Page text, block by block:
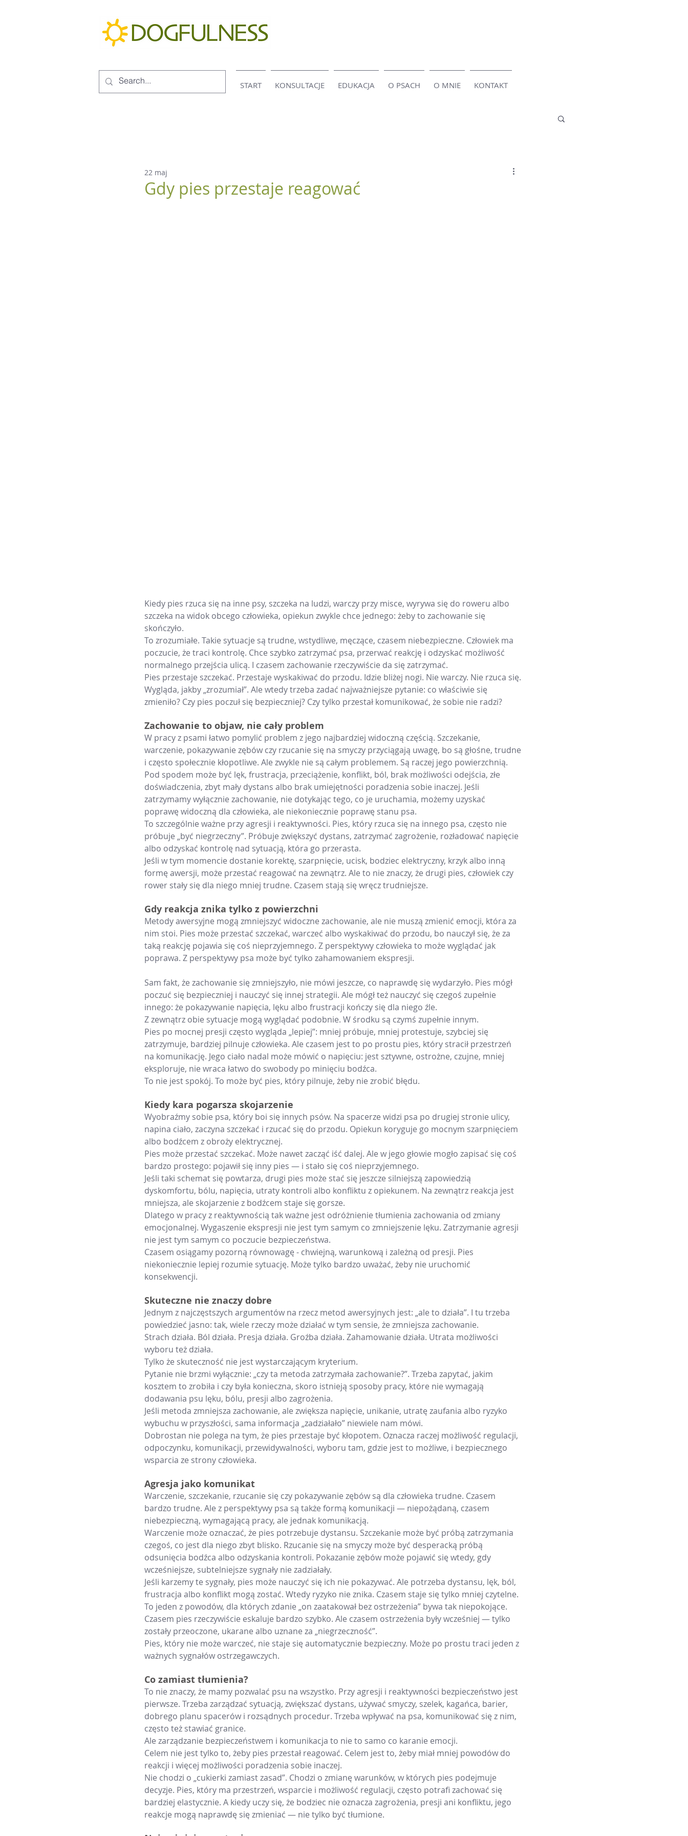
START KONSULTACJE EDUKACJA O PSACH O MNIE KONTAKT
Gdy pies przestaje reagować
22 maj
Kiedy pies rzuca się na inne psy, szczeka na ludzi, warczy przy misce, wyrywa się do roweru albo
szczeka na widok obcego człowieka, opiekun zwykle chce jednego: żeby to zachowanie się
skończyło.
To zrozumiałe. Takie sytuacje są trudne, wstydliwe, męczące, czasem niebezpieczne. Człowiek ma
poczucie, że traci kontrolę. Chce szybko zatrzymać psa, przerwać reakcję i odzyskać możliwość
normalnego przejścia ulicą. I czasem zachowanie rzeczywiście da się zatrzymać.
Pies przestaje szczekać. Przestaje wyskakiwać do przodu. Idzie bliżej nogi. Nie warczy. Nie rzuca się.
Wygląda, jakby „zrozumiał”. Ale wtedy trzeba zadać najważniejsze pytanie: co właściwie się
zmieniło? Czy pies poczuł się bezpieczniej? Czy tylko przestał komunikować, że sobie nie radzi?
Zachowanie to objaw, nie cały problem
W pracy z psami łatwo pomylić problem z jego najbardziej widoczną częścią. Szczekanie,
warczenie, pokazywanie zębów czy rzucanie się na smyczy przyciągają uwagę, bo są głośne, trudne
i często społecznie kłopotliwe. Ale zwykle nie są całym problemem. Są raczej jego powierzchnią.
Pod spodem może być lęk, frustracja, przeciążenie, konflikt, ból, brak możliwości odejścia, złe
doświadczenia, zbyt mały dystans albo brak umiejętności poradzenia sobie inaczej. Jeśli
zatrzymamy wyłącznie zachowanie, nie dotykając tego, co je uruchamia, możemy uzyskać
poprawę widoczną dla człowieka, ale niekoniecznie poprawę stanu psa.
To szczególnie ważne przy agresji i reaktywności. Pies, który rzuca się na innego psa, często nie
próbuje „być niegrzeczny”. Próbuje zwiększyć dystans, zatrzymać zagrożenie, rozładować napięcie
albo odzyskać kontrolę nad sytuacją, która go przerasta.
Jeśli w tym momencie dostanie korektę, szarpnięcie, ucisk, bodziec elektryczny, krzyk albo inną
formę awersji, może przestać reagować na zewnątrz. Ale to nie znaczy, że drugi pies, człowiek czy
rower stały się dla niego mniej trudne. Czasem stają się wręcz trudniejsze.
Gdy reakcja znika tylko z powierzchni
Metody awersyjne mogą zmniejszyć widoczne zachowanie, ale nie muszą zmienić emocji, która za
nim stoi. Pies może przestać szczekać, warczeć albo wyskakiwać do przodu, bo nauczył się, że za
taką reakcję pojawia się coś nieprzyjemnego. Z perspektywy człowieka to może wyglądać jak
poprawa. Z perspektywy psa może być tylko zahamowaniem ekspresji.
Sam fakt, że zachowanie się zmniejszyło, nie mówi jeszcze, co naprawdę się wydarzyło. Pies mógł
poczuć się bezpieczniej i nauczyć się innej strategii. Ale mógł też nauczyć się czegoś zupełnie
innego: że pokazywanie napięcia, lęku albo frustracji kończy się dla niego źle.
Z zewnątrz obie sytuacje mogą wyglądać podobnie. W środku są czymś zupełnie innym.
Pies po mocnej presji często wygląda „lepiej”: mniej próbuje, mniej protestuje, szybciej się
zatrzymuje, bardziej pilnuje człowieka. Ale czasem jest to po prostu pies, który stracił przestrzeń
na komunikację. Jego ciało nadal może mówić o napięciu: jest sztywne, ostrożne, czujne, mniej
eksploruje, nie wraca łatwo do swobody po minięciu bodźca.
To nie jest spokój. To może być pies, który pilnuje, żeby nie zrobić błędu.
Kiedy kara pogarsza skojarzenie
Wyobraźmy sobie psa, który boi się innych psów. Na spacerze widzi psa po drugiej stronie ulicy,
napina ciało, zaczyna szczekać i rzucać się do przodu. Opiekun koryguje go mocnym szarpnięciem
albo bodźcem z obroży elektrycznej.
Pies może przestać szczekać. Może nawet zacząć iść dalej. Ale w jego głowie mogło zapisać się coś
bardzo prostego: pojawił się inny pies — i stało się coś nieprzyjemnego.
Jeśli taki schemat się powtarza, drugi pies może stać się jeszcze silniejszą zapowiedzią
dyskomfortu, bólu, napięcia, utraty kontroli albo konfliktu z opiekunem. Na zewnątrz reakcja jest
mniejsza, ale skojarzenie z bodźcem staje się gorsze.
Dlatego w pracy z reaktywnością tak ważne jest odróżnienie tłumienia zachowania od zmiany
emocjonalnej. Wygaszenie ekspresji nie jest tym samym co zmniejszenie lęku. Zatrzymanie agresji
nie jest tym samym co poczucie bezpieczeństwa.
Czasem osiągamy pozorną równowagę - chwiejną, warunkową i zależną od presji. Pies
niekoniecznie lepiej rozumie sytuację. Może tylko bardzo uważać, żeby nie uruchomić
konsekwencji.
Skuteczne nie znaczy dobre
Jednym z najczęstszych argumentów na rzecz metod awersyjnych jest: „ale to działa”. I tu trzeba
powiedzieć jasno: tak, wiele rzeczy może działać w tym sensie, że zmniejsza zachowanie.
Strach działa. Ból działa. Presja działa. Groźba działa. Zahamowanie działa. Utrata możliwości
wyboru też działa.
Tylko że skuteczność nie jest wystarczającym kryterium.
Pytanie nie brzmi wyłącznie: „czy ta metoda zatrzymała zachowanie?”. Trzeba zapytać, jakim
kosztem to zrobiła i czy była konieczna, skoro istnieją sposoby pracy, które nie wymagają
dodawania psu lęku, bólu, presji albo zagrożenia.
Jeśli metoda zmniejsza zachowanie, ale zwiększa napięcie, unikanie, utratę zaufania albo ryzyko
wybuchu w przyszłości, sama informacja „zadziałało” niewiele nam mówi.
Dobrostan nie polega na tym, że pies przestaje być kłopotem. Oznacza raczej możliwość regulacji,
odpoczynku, komunikacji, przewidywalności, wyboru tam, gdzie jest to możliwe, i bezpiecznego
wsparcia ze strony człowieka.
Agresja jako komunikat
Warczenie, szczekanie, rzucanie się czy pokazywanie zębów są dla człowieka trudne. Czasem
bardzo trudne. Ale z perspektywy psa są także formą komunikacji — niepożądaną, czasem
niebezpieczną, wymagającą pracy, ale jednak komunikacją.
Warczenie może oznaczać, że pies potrzebuje dystansu. Szczekanie może być próbą zatrzymania
czegoś, co jest dla niego zbyt blisko. Rzucanie się na smyczy może być desperacką próbą
odsunięcia bodźca albo odzyskania kontroli. Pokazanie zębów może pojawić się wtedy, gdy
wcześniejsze, subtelniejsze sygnały nie zadziałały.
Jeśli karzemy te sygnały, pies może nauczyć się ich nie pokazywać. Ale potrzeba dystansu, lęk, ból,
frustracja albo konflikt mogą zostać. Wtedy ryzyko nie znika. Czasem staje się tylko mniej czytelne.
To jeden z powodów, dla których zdanie „on zaatakował bez ostrzeżenia” bywa tak niepokojące.
Czasem pies rzeczywiście eskaluje bardzo szybko. Ale czasem ostrzeżenia były wcześniej — tylko
zostały przeoczone, ukarane albo uznane za „niegrzeczność”.
Pies, który nie może warczeć, nie staje się automatycznie bezpieczny. Może po prostu traci jeden z
ważnych sygnałów ostrzegawczych.
Co zamiast tłumienia?
To nie znaczy, że mamy pozwalać psu na wszystko. Przy agresji i reaktywności bezpieczeństwo jest
pierwsze. Trzeba zarządzać sytuacją, zwiększać dystans, używać smyczy, szelek, kagańca, barier,
dobrego planu spacerów i rozsądnych procedur. Trzeba wpływać na psa, komunikować się z nim,
często też stawiać granice.
Ale zarządzanie bezpieczeństwem i komunikacja to nie to samo co karanie emocji.
Celem nie jest tylko to, żeby pies przestał reagować. Celem jest to, żeby miał mniej powodów do
reakcji i więcej możliwości poradzenia sobie inaczej.
Nie chodzi o „cukierki zamiast zasad”. Chodzi o zmianę warunków, w których pies podejmuje
decyzje. Pies, który ma przestrzeń, wsparcie i możliwość regulacji, często potrafi zachować się
bardziej elastycznie. A kiedy uczy się, że bodziec nie oznacza zagrożenia, presji ani konfliktu, jego
reakcje mogą naprawdę się zmieniać — nie tylko być tłumione.